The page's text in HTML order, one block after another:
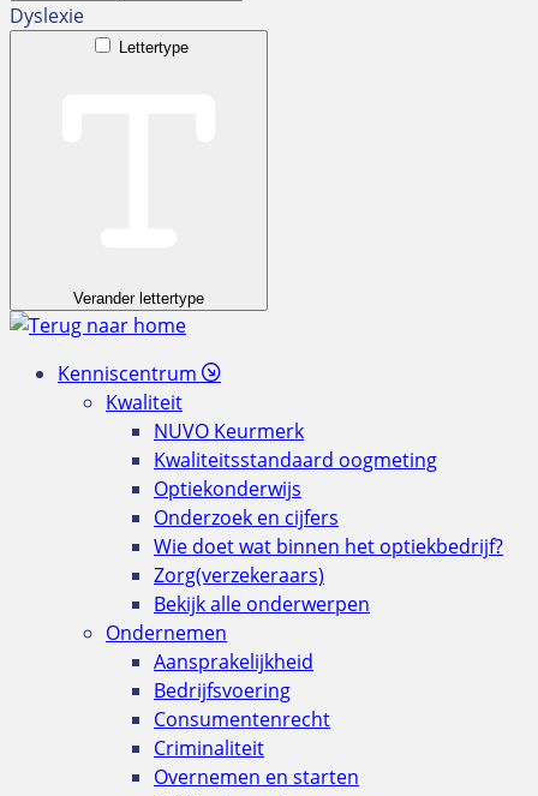
Dyslexie
Lettertype
Verander lettertype
Kenniscentrum
Kwaliteit
NUVO Keurmerk
Kwaliteitsstandaard oogmeting
Optiekonderwijs
Onderzoek en cijfers
Wie doet wat binnen het optiekbedrijf?
Zorg(verzekeraars)
Bekijk alle onderwerpen
Ondernemen
Aansprakelijkheid
Bedrijfsvoering
Consumentenrecht
Criminaliteit
Overnemen en starten